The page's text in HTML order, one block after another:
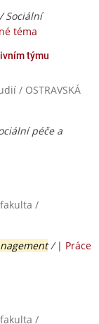
Sociální
téma
týmu
/ OSTRAVSKÁ
péče a
/
/ | Práce
/